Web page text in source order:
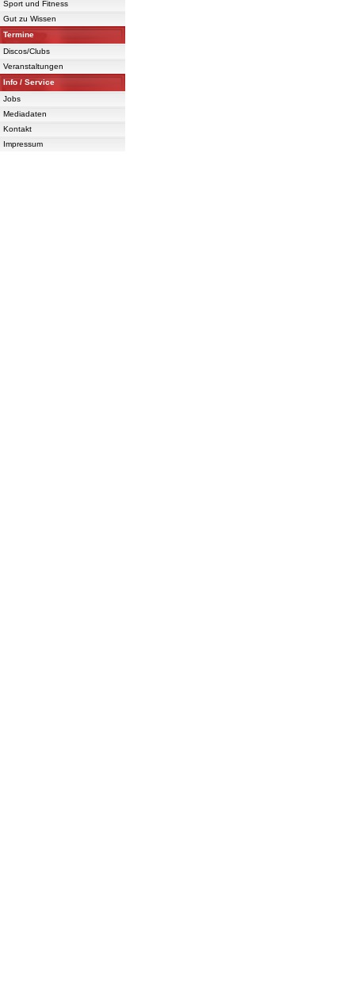
Sport und Fitness
Gut zu Wissen
Termine
Discos/Clubs
Veranstaltungen
Info / Service
Jobs
Mediadaten
Kontakt
Impressum